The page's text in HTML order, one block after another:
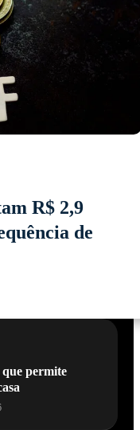
R$ 2,9
de
que permite